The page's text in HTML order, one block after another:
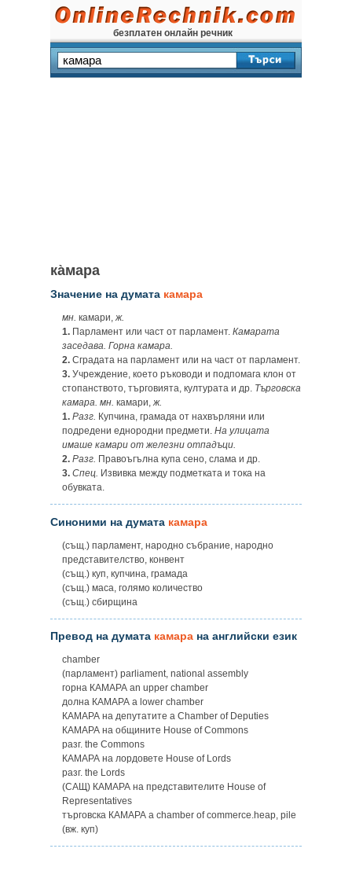
безплатен онлайн речник
ка̀мара
Значение на думата камара
мн. камари,ж.
1. Парламент или част от парламент. Камарата
заседава. Горна камара.
2. Сградата на парламент или на част от парламент.
3. Учреждение, което ръководи и подпомага клон от
стопанството, търговията, културата и др. Търговска
камара. мн. камари,ж.
1. Разг. Купчина, грамада от нахвърляни или
подредени еднородни предмети. На улицата
имаше камари от железни отпадъци.
2. Разг. Правоъгълна купа сено, слама и др.
3. Спец. Извивка между подметката и тока на
обувката.
Синоними на думата камара
(същ.) парламент, народно събрание, народно
представителство, конвент
(същ.) куп, купчина, грамада
(същ.) маса, голямо количество
(същ.) сбирщина
Превод на думата камара на английски език
chamber
(парламент) parliament, national assembly
горна КАМАРА an upper chamber
долна КАМАРА a lower chamber
КАМАРА на депутатите a Chamber of Deputies
КАМАРА на общините House of Commons
разг. the Commons
КАМАРА на лордовете House of Lords
разг. the Lords
(САЩ) КАМАРА на представителите House of
Representatives
търговска КАМАРА a chamber of commerce.heap, pile
(вж. куп)